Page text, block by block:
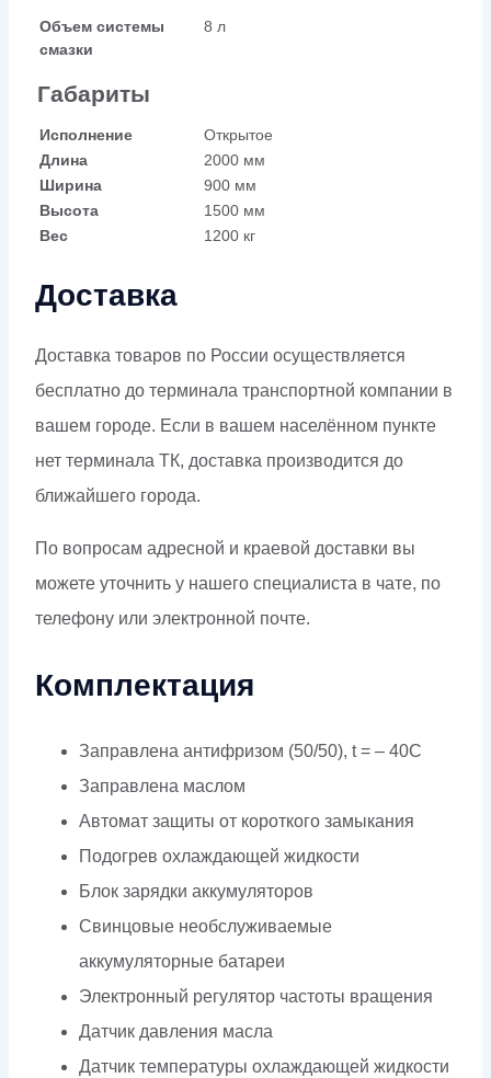
Объем системы
смазки
8 л
Габариты
Исполнение
Открытое
Длина
2000 мм
Ширина
900 мм
Высота
1500 мм
Вес
1200 кг
Доставка
Доставка товаров по России осуществляется
бесплатно до терминала транспортной компании в
вашем городе. Если в вашем населённом пункте
нет терминала ТК, доставка производится до
ближайшего города.
По вопросам адресной и краевой доставки вы
можете уточнить у нашего специалиста в чате, по
телефону или электронной почте.
Комплектация
Заправлена антифризом (50/50), t = – 40C
Заправлена маслом
Автомат защиты от короткого замыкания
Подогрев охлаждающей жидкости
Блок зарядки аккумуляторов
Свинцовые необслуживаемые
аккумуляторные батареи
Электронный регулятор частоты вращения
Датчик давления масла
Датчик температуры охлаждающей жидкости